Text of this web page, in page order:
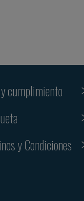
cumplimiento
y Condiciones